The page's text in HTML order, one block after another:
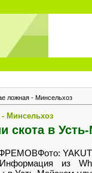
ложная - Минсельхоз
Минсельхоз
в
Фото:
Информация из